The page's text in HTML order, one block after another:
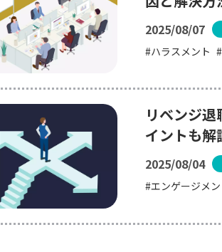
2025/08/07
ハラスメント
リベンジ
イントも解
2025/08/04
エンゲージメン